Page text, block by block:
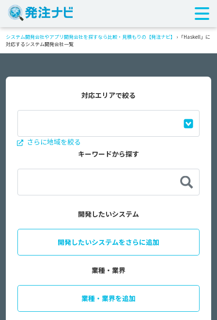
システム開発会社やアプリ開発会社を探すなら比較・見積もりの【発注ナビ】 › 「Haskell」に
対応するシステム開発会社一覧
対応エリアで絞る
さらに地域を絞る
キーワードから探す
開発したいシステム
開発したいシステムをさらに追加
業種・業界
業種・業界を追加